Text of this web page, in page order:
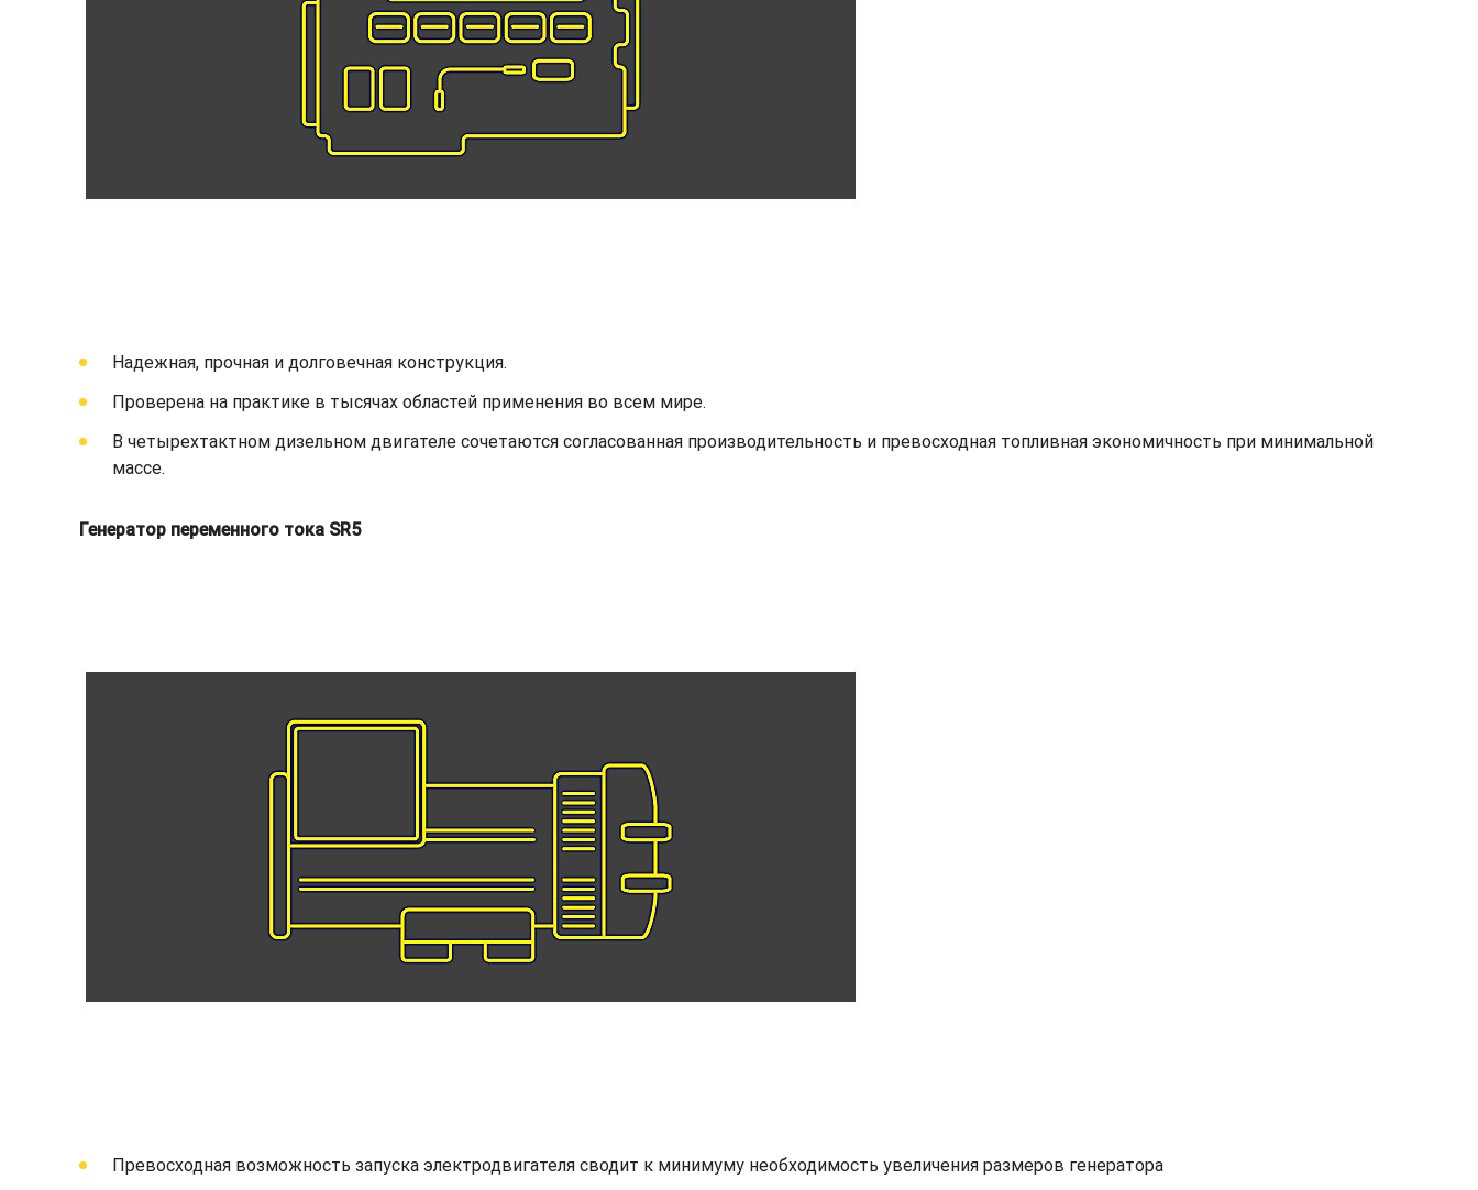
Надежная, прочная и долговечная конструкция.
Проверена на практике в тысячах областей применения во всем мире.
В четырехтактном дизельном двигателе сочетаются согласованная производительность и превосходная топливная экономичность при минимальной
массе.
Генератор переменного тока SR5
Превосходная возможность запуска электродвигателя сводит к минимуму необходимость увеличения размеров генератора